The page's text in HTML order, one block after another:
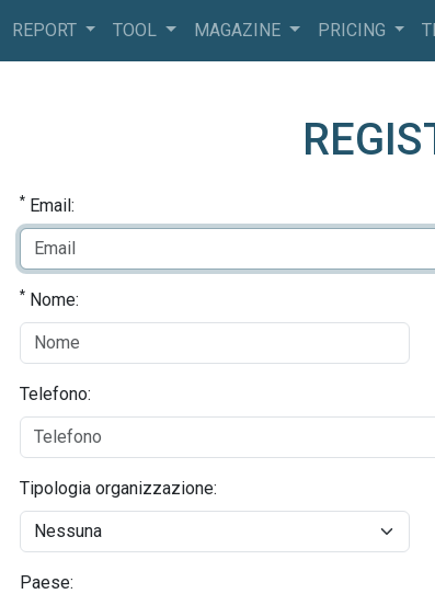
REPORT TOOL MAGAZINE PRICING
* Email:
* Nome:
Telefono:
Tipologia organizzazione:
Paese: